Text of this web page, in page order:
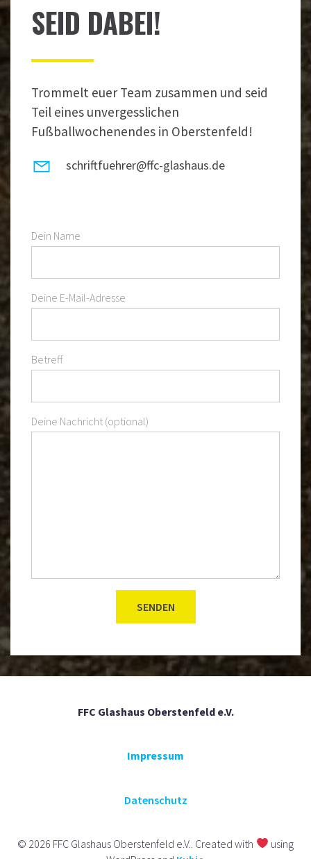
SEID DABEI!
Trommelt euer Team zusammen und seid
Teil eines unvergesslichen
Fußballwochenendes in Oberstenfeld!
schriftfuehrer@ffc-glashaus.de
Dein Name
Deine E-Mail-Adresse
Betreff
Deine Nachricht (optional)
FFC Glashaus Oberstenfeld e.V.
Impressum
Datenschutz
© 2026 FFC Glashaus Oberstenfeld e.V.. Created with
using